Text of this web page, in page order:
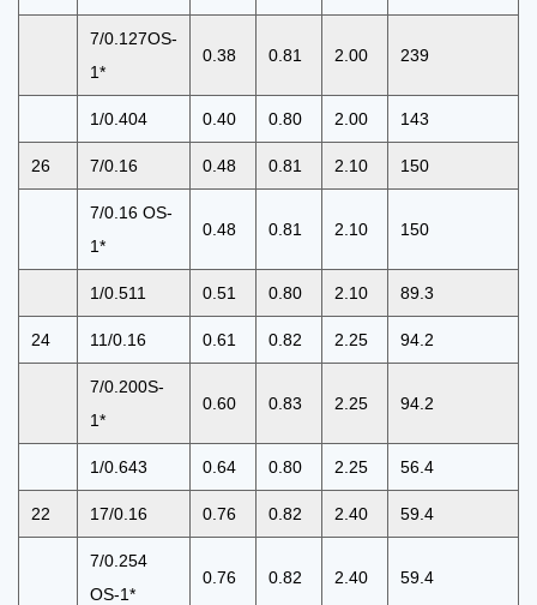
7/0.127OS-
1*
0.38 0.81 2.00 239
1/0.404 0.40 0.80 2.00 143
26 7/0.16 0.48 0.81 2.10 150
7/0.16 OS-
1*
0.48 0.81 2.10 150
1/0.511 0.51 0.80 2.10 89.3
24 11/0.16 0.61 0.82 2.25 94.2
7/0.200S-
1*
0.60 0.83 2.25 94.2
1/0.643 0.64 0.80 2.25 56.4
22 17/0.16 0.76 0.82 2.40 59.4
7/0.254
OS-1*
0.76 0.82 2.40 59.4